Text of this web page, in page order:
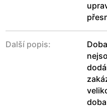
Další popis: